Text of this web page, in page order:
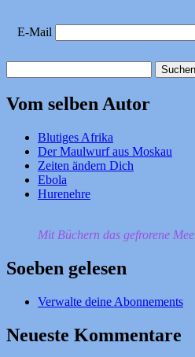
E-Mail
nach:
Vom selben Autor
Blutiges Afrika
Der Maulwurf aus Moskau
Zeiten ändern Dich
Ebola
Hurenehre
Mit Büchern das gefrorene
Soeben gelesen
Verwalte deine Abonnements
Neueste Kommentare